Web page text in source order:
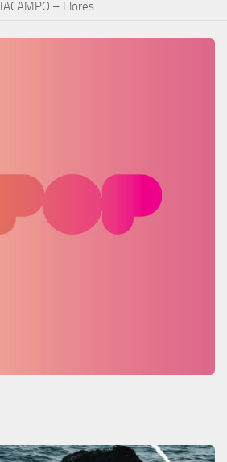
IACAMPO – Flores